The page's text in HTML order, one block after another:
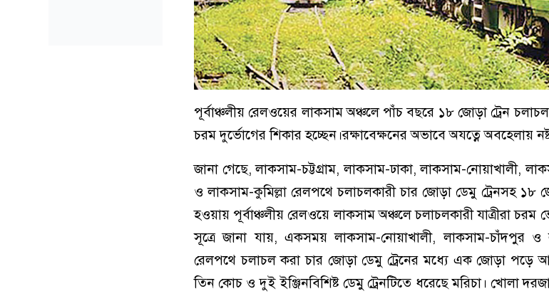
পূর্বাঞ্চলীয় রেলওয়ের লাকসাম অঞ্চলে পাঁচ বছরে ১৮ জোড়া ট্রেন চলাচল
চরম দুর্ভোগের শিকার হচ্ছেন।রক্ষাবেক্ষনের অভাবে অযত্নে অবহেলায়
জানা গেছে, লাকসাম-চট্টগ্রাম, লাকসাম-ঢাকা, লাকসাম-নোয়াখালী,
ও লাকসাম-কুমিল্লা রেলপথে চলাচলকারী চার জোড়া ডেমু ট্রেনসহ ১৮
হওয়ায় পূর্বাঞ্চলীয় রেলওয়ে লাকসাম অঞ্চলে চলাচলকারী যাত্রীরা চরম
সূত্রে জানা যায়, একসময় লাকসাম-নোয়াখালী, লাকসাম-চাঁদপুর ও
রেলপথে চলাচল করা চার জোড়া ডেমু ট্রেনের মধ্যে এক জোড়া পড়ে
তিন কোচ ও দুই ইঞ্জিনবিশিষ্ট ডেমু ট্রেনটিতে ধরেছে মরিচা। খোলা